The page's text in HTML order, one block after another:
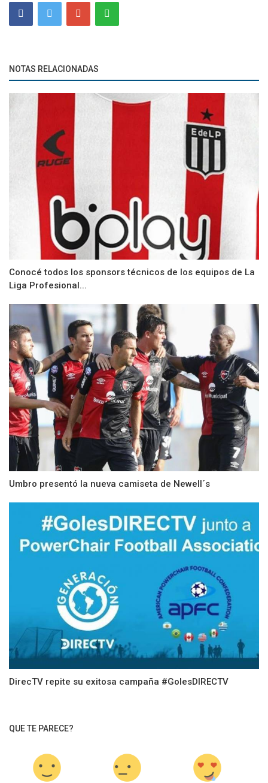
NOTAS RELACIONADAS
Conocé todos los sponsors técnicos de los equipos de La
Liga Profesional...
Umbro presentó la nueva camiseta de Newell´s
DirecTV repite su exitosa campaña #GolesDIRECTV
QUE TE PARECE?